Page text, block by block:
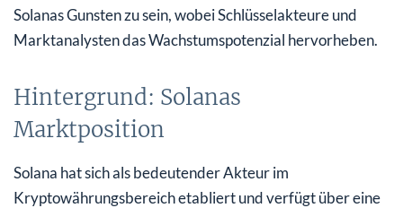
Solanas Gunsten zu sein, wobei Schlüsselakteure und
Marktanalysten das Wachstumspotenzial hervorheben.
Hintergrund: Solanas
Marktposition
Solana hat sich als bedeutender Akteur im
Kryptowährungsbereich etabliert und verfügt über eine